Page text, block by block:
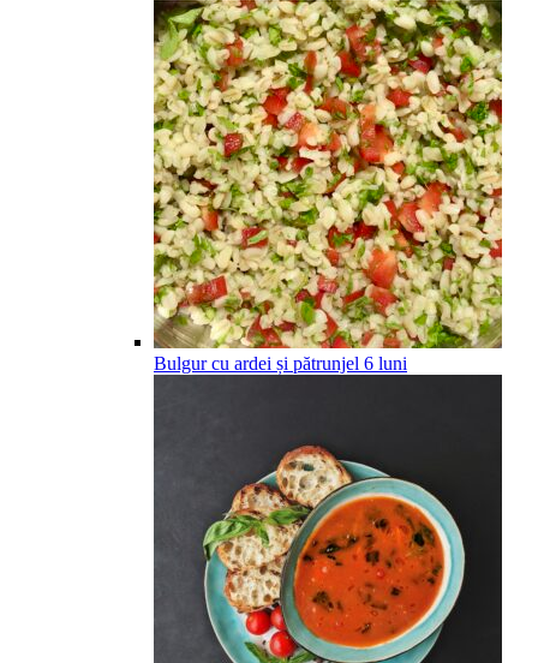
Bulgur cu ardei și pătrunjel 6 luni